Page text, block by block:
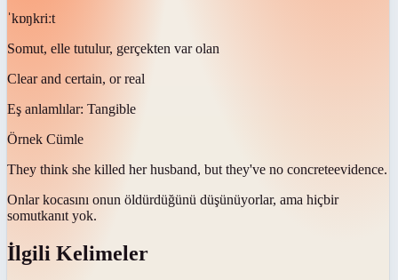
ˈkɒŋkriːt
Somut, elle tutulur, gerçekten var olan
Clear and certain, or real
Eş anlamlılar: Tangible
Örnek Cümle
They think she killed her husband, but they've no concreteevidence.
Onlar kocasını onun öldürdüğünü düşünüyorlar, ama hiçbir
somutkanıt yok.
İlgili Kelimeler